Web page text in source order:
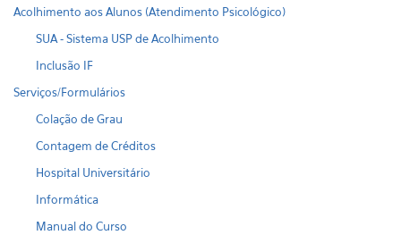
Acolhimento aos Alunos (Atendimento Psicológico)
SUA - Sistema USP de Acolhimento
Inclusão IF
Serviços/Formulários
Colação de Grau
Contagem de Créditos
Hospital Universitário
Informática
Manual do Curso